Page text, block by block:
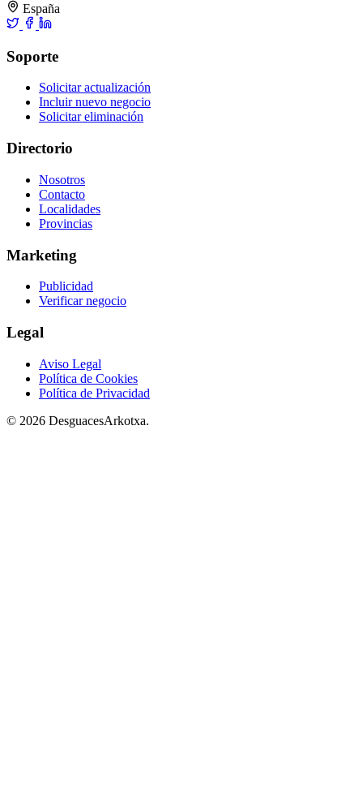
España
Soporte
Solicitar actualización
Incluir nuevo negocio
Solicitar eliminación
Directorio
Nosotros
Contacto
Localidades
Provincias
Marketing
Publicidad
Verificar negocio
Legal
Aviso Legal
Política de Cookies
Política de Privacidad
© 2026 DesguacesArkotxa.